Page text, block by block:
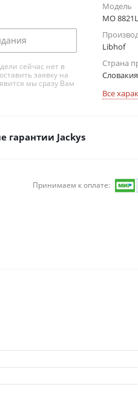
сейчас нет в
заявку на
мы сразу Вам
Модель
MO
Libhof
Страна
Словакия
Все
гарантии Jackys
Принимаем к оплате: